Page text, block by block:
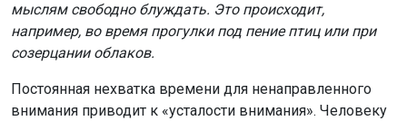
мыслям свободно блуждать. Это происходит,
например, во время прогулки под пение птиц или при
созерцании облаков.
Постоянная нехватка времени для ненаправленного
внимания приводит к «усталости внимания». Человеку